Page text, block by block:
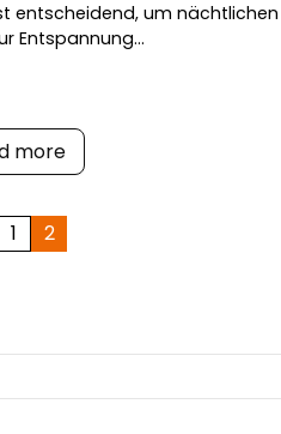
entscheidend, um nächtlichen
Entspannung…
more
1 2